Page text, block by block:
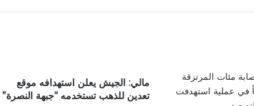
مالي: الجيش يعلن استهدافه موقع
تعدين للذهب تستخدمه “جبهة النصرة”